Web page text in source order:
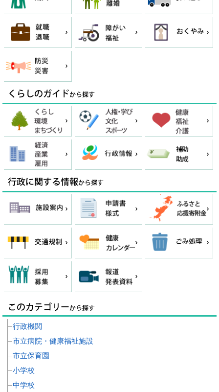
行政機関
市立病院・健康福祉施設
市立保育園
小学校
中学校